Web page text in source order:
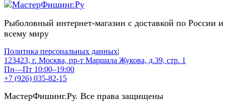
Рыболовный интернет-магазин с доставкой по России и
всему миру
Политика персональных данных|
123423, г. Москва, пр-т Маршала Жукова, д.39, стр. 1
Пн—Пт 10:00–19:00
+7 (926) 035-82-15
МастерФишинг.Ру. Все права защищены